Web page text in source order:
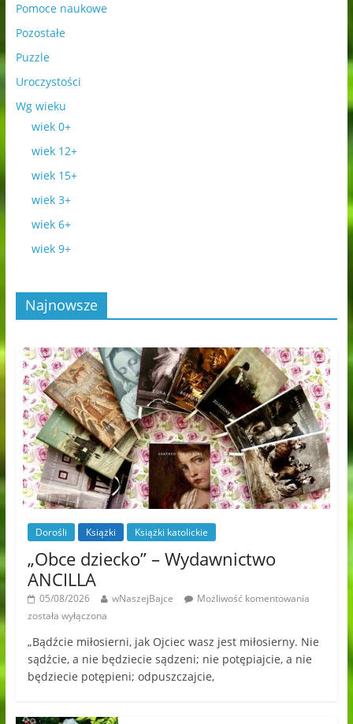
Pomoce naukowe
Pozostałe
Puzzle
Uroczystości
Wg wieku
wiek 0+
wiek 12+
wiek 15+
wiek 3+
wiek 6+
wiek 9+
Najnowsze
Dorośli Książki Książki katolickie
„Obce dziecko” – Wydawnictwo
ANCILLA
05/08/2026 wNaszejBajce
Możliwość komentowania
została wyłączona
„Bądźcie miłosierni, jak Ojciec wasz jest miłosierny. Nie
sądźcie, a nie będziecie sądzeni; nie potępiajcie, a nie
będziecie potępieni; odpuszczajcie,